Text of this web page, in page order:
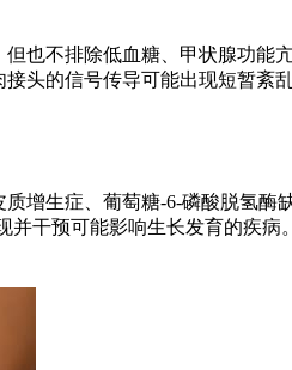
也不排除低血糖、甲状腺功能
头的信号传导可能出现短暂紊
增生症、葡萄糖-6-磷酸脱氢
干预可能影响生长发育的疾